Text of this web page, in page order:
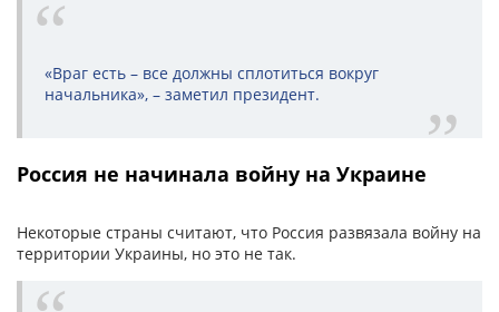
«Враг есть – все должны сплотиться вокруг
начальника», – заметил президент.
Россия не начинала войну на Украине
Некоторые страны считают, что Россия развязала войну на
территории Украины, но это не так.